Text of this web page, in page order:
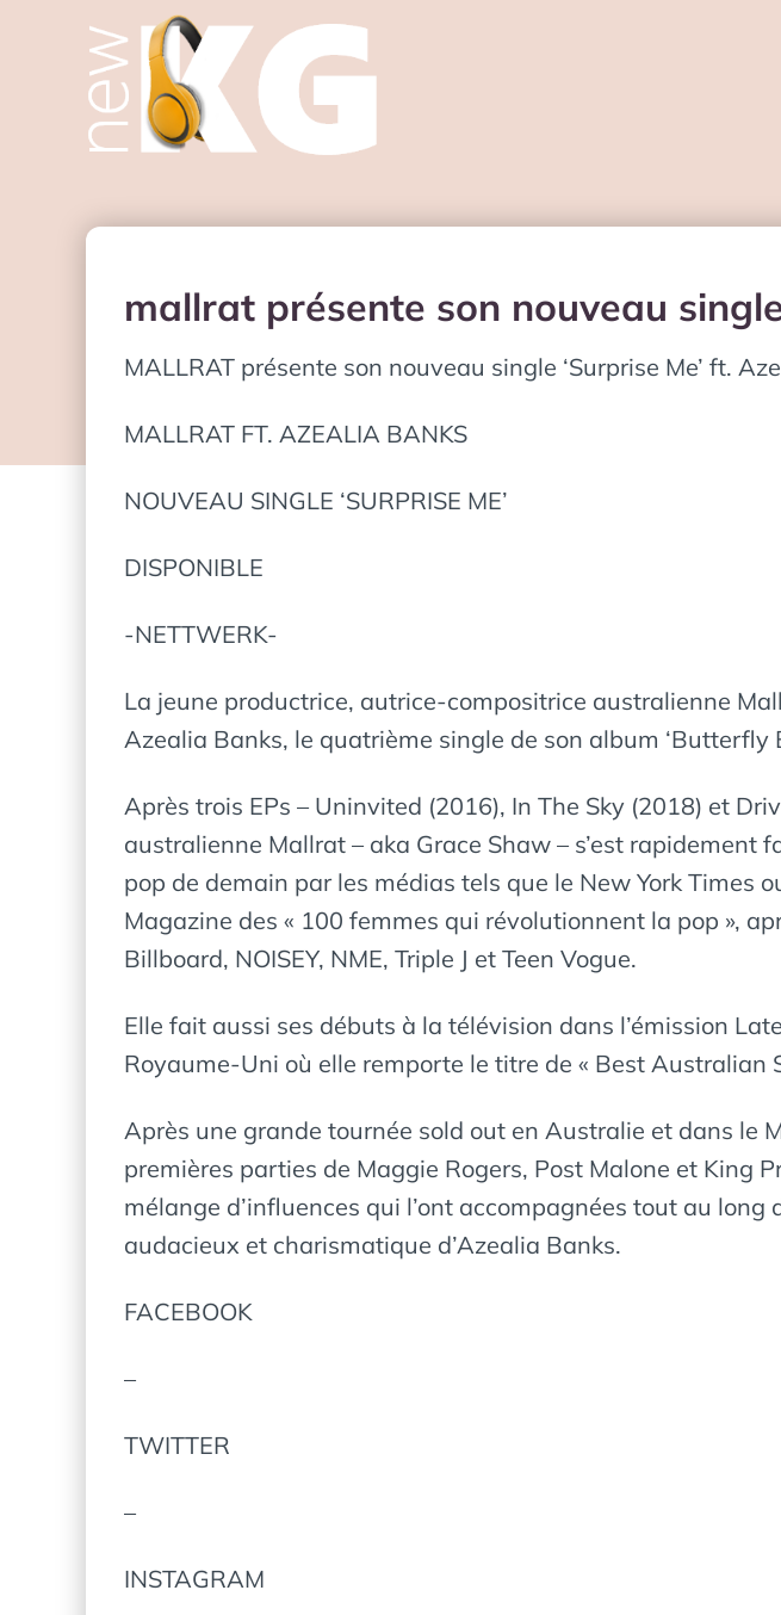
mallrat présente son nouveau
MALLRAT présente son nouveau single ‘Surprise Me’ ft.
MALLRAT FT. AZEALIA BANKS
NOUVEAU SINGLE ‘SURPRISE ME’
DISPONIBLE
-NETTWERK-
La jeune productrice, autrice-compositrice australienne
Azealia Banks, le quatrième single de son album ‘Butterfly
Après trois EPs – Uninvited (2016), In The Sky (2018) et
australienne Mallrat – aka Grace Shaw – s’est rapidement
pop de demain par les médias tels que le New York Times
Magazine des « 100 femmes qui révolutionnent la pop »,
Billboard, NOISEY, NME, Triple J et Teen Vogue.
Elle fait aussi ses débuts à la télévision dans l’émission
Royaume-Uni où elle remporte le titre de « Best Australian
Après une grande tournée sold out en Australie et dans le
premières parties de Maggie Rogers, Post Malone et King
mélange d’influences qui l’ont accompagnées tout au
audacieux et charismatique d’Azealia Banks.
FACEBOOK
–
TWITTER
–
INSTAGRAM